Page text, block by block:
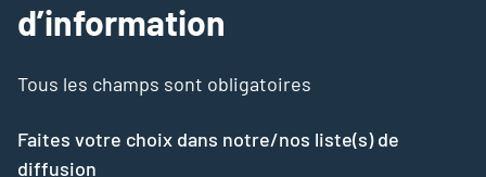
d’information
Tous les champs sont obligatoires
Faites votre choix dans notre/nos liste(s) de
diffusion